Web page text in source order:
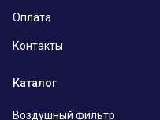
Оплата
Контакты
Каталог
Воздушный фильтр